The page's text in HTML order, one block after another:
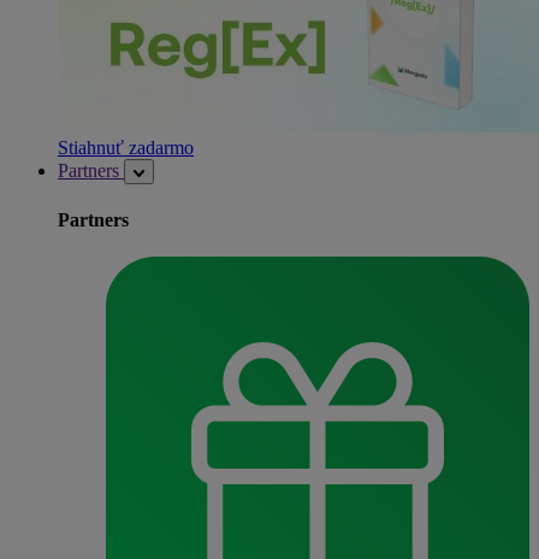
Stiahnuť zadarmo
Partners
Partners